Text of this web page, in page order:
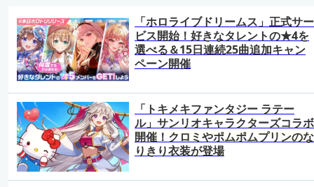
「ホロライブドリームス」正式サー
ビス開始！好きなタレントの★4を
選べる＆15日連続25曲追加キャン
ペーン開催
「トキメキファンタジー ラテー
ル」サンリオキャラクターズコラボ
開催！クロミやポムポムプリンのな
りきり衣装が登場